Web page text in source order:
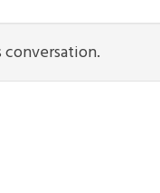
conversation.